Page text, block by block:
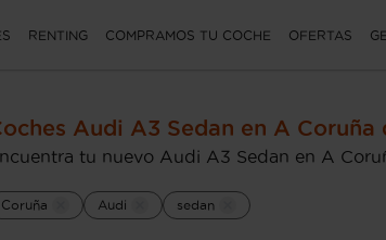
RENTING COMPRAMOS TU COCHE OFERTAS
Audi A3 Sedan en A Coruña
tu nuevo Audi A3 Sedan en A
Coruña Audi sedan